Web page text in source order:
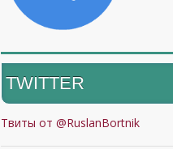
TWITTER
Твиты от @RuslanBortnik